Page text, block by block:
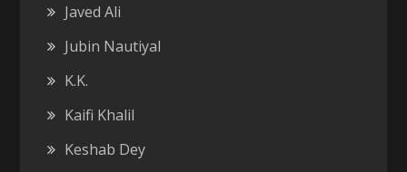
Javed Ali
Jubin Nautiyal
K.K.
Kaifi Khalil
Keshab Dey